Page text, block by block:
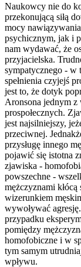
Naukowcy nie do
przekonującą siłą
mocy
psychicznym, jak i
nam wydawać, że
przyjacielska.
sympatycznego - w
spełnienia czyjejś
jest to, że dotyk
Aronsona jednym
prospołecznych.
jest najsilniejszy,
przeciwnej.
przysługę innego
pojawić się istotna
zjawiska -
powszechne -
mężczyznami
wizerunkiem
wywoływać
przypadku
pomiędzy
homofobiczne i w
tym samym
wpływu.